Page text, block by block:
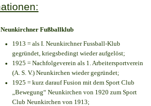
Fußballklub
1913 = als I. Neunkirchner Fussball-Klub
gegründet, kriegsbedingt wieder aufgelöst;
1925 = Nachfolgeverein als 1. Arbeitersportverein
(A. S. V.) Neunkirchen wieder gegründet;
1925 = kurz darauf Fusion mit dem Sport Club
„Bewegung“ Neunkirchen von 1920 zum Sport
Club Neunkirchen von 1913;